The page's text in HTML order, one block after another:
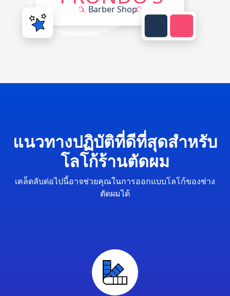
แนวทางปฏิบัติที่ดีที่สุดสำหรับ
โลโก้ร้านตัดผม
เคล็ดลับต่อไปนี้อาจช่วยคุณในการออกแบบโลโก้ของช่าง
ตัดผมได้